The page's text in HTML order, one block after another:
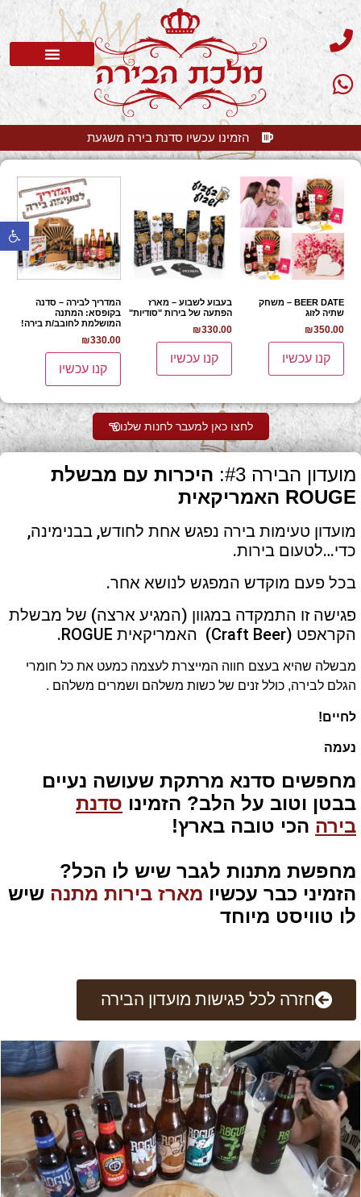
הזמינו עכשיו סדנת בירה משגעת
BEER DATE – משחק
שתיה לזוג
₪350.00
קנו עכשיו
בעבוע לשבוע – מארז
הפתעה של בירות "סודיות"
₪330.00
קנו עכשיו
המדריך לבירה – סדנה
בקופסא: המתנה
המושלמת לחובב/ת בירה!
₪330.00
קנו עכשיו
לחצו כאן למעבר לחנות שלנו
מועדון הבירה #3:
היכרות עם מבשלת
ROUGE האמריקאית
מועדון טעימות בירה נפגש אחת לחודש, בבנימינה,
כדי…לטעום בירות.
בכל פעם מוקדש המפגש לנושא אחר.
פגישה זו התמקדה במגוון (המגיע ארצה) של מבשלת
הקראפט (Craft Beer) האמריקאית ROGUE.
מבשלה שהיא בעצם חווה המייצרת לעצמה כמעט את כל חומרי
הגלם לבירה, כולל זנים של כשות משלהם ושמרים משלהם .
לחיים!
נעמה
מחפשים סדנא מרתקת שעושה נעיים
בבטן וטוב על הלב? הזמינו סדנת
בירה הכי טובה בארץ!
מחפשת מתנות לגבר שיש לו הכל?
הזמיני כבר עכשיו מארז בירות מתנה שיש
לו טוויסט מיוחד
חזרה לכל פגישות מועדון הבירה